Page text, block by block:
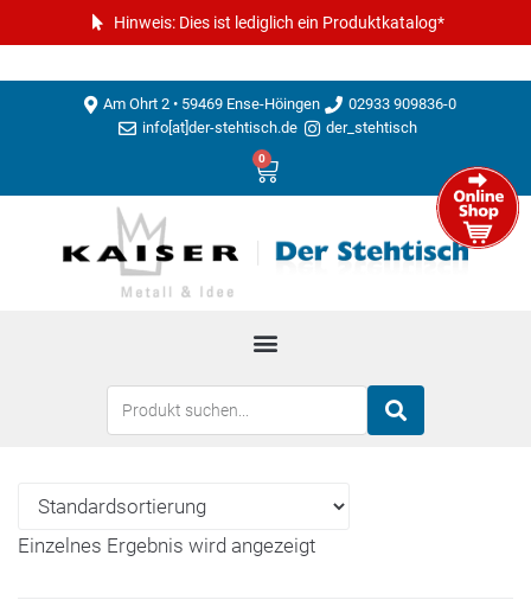
Hinweis: Dies ist lediglich ein Produktkatalog*
Am Ohrt 2 • 59469 Ense-Höingen
02933 909836-0
info[at]der-stehtisch.de
der_stehtisch
0
Einzelnes Ergebnis wird angezeigt